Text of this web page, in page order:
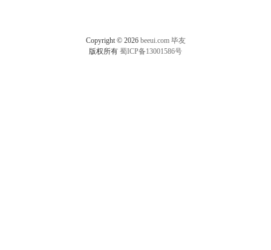
Copyright © 2026 beeui.com 毕友
版权所有 蜀ICP备13001586号